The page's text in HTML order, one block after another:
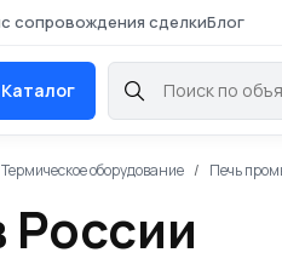
сопровождения сделкиБлог
Каталог
Термическое оборудование Печь